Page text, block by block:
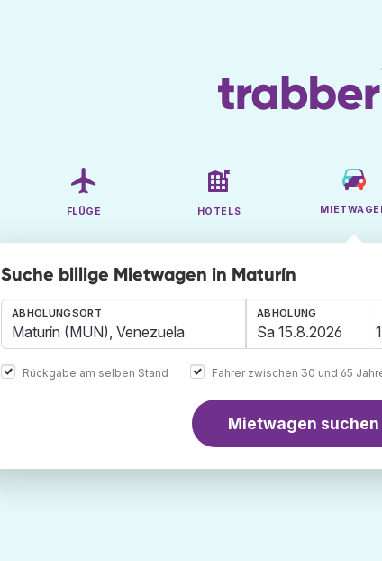
FLÜGE HOTELS
Suche billige Mietwagen in Maturín
ABHOLUNGSORT ABHOLUNG
Rückgabe am selben Stand Fahrer zwischen 30 und 65
Mietwagen suchen